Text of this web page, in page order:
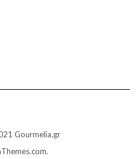
Gourmelia.gr